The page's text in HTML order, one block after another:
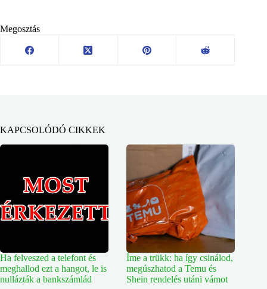
Megosztás
KAPCSOLÓDÓ CIKKEK
Ha felveszed a telefont és
meghallod ezt a hangot, le is
nullázták a bankszámlád
Íme a trükk: ha így csinálod,
megúszhatod a Temu és
Shein rendelés utáni vámot